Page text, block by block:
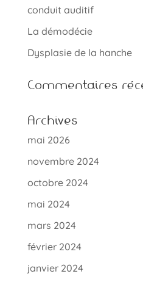
conduit auditif
La démodécie
Dysplasie de la hanche
Commentaires
Archives
mai 2026
novembre 2024
octobre 2024
mai 2024
mars 2024
février 2024
janvier 2024